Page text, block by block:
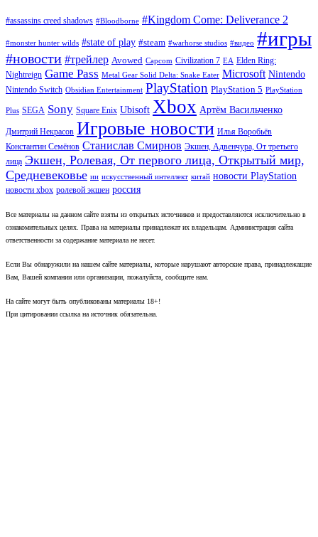
#assassins creed shadows #Bloodborne #Kingdom Come: Deliverance 2
#monster hunter wilds #state of play #steam #warhorse studios #видео #игры
#новости #трейлер Avowed Capcom Civilization 7 EA Elden Ring:
Nightreign Game Pass Metal Gear Solid Delta: Snake Eater Microsoft Nintendo
Nintendo Switch Obsidian Entertainment PlayStation PlayStation 5 PlayStation
Plus SEGA Sony Square Enix Ubisoft Xbox Артём Васильченко
Дмитрий Некрасов Игровые новости Илья Воробьёв
Константин Семёнов Станислав Смирнов Экшен, Адвенчура, От третьего
лица Экшен, Ролевая, От первого лица, Открытый мир,
Средневековье ии искусственный интеллект китай новости PlayStation
новости xbox ролевой экшен россия
Все материалы на данном сайте взяты из открытых источников и предоставляются исключительно в
ознакомительных целях. Права на материалы принадлежат их владельцам. Администрация сайта
ответственности за содержание материала не несет.
Если Вы обнаружили на нашем сайте материалы, которые нарушают авторские права, принадлежащие
Вам, Вашей компании или организации, пожалуйста, сообщите нам.
На сайте могут быть опубликованы материалы 18+!
При цитировании ссылка на источник обязательна.